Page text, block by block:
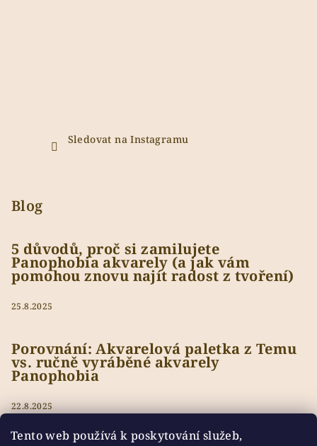
Tento web používá k poskytování služeb,
Sledovat na Instagramu
Blog
5 důvodů, proč si zamilujete
Panophobia akvarely (a jak vám
pomohou znovu najít radost z tvoření)
25.8.2025
Porovnání: Akvarelová paletka z Temu
vs. ručně vyráběné akvarely
Panophobia
22.8.2025